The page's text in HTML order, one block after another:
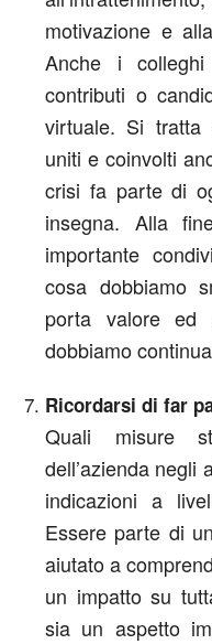
motivazione e
Anche i
contributi o
virtuale. Si tratta
uniti e coinvolti
crisi fa parte di
insegna. Alla
importante
cosa dobbiamo
porta valore ed
dobbiamo
Ricordarsi di far
Quali misure
dell’azienda negli
indicazioni a
Essere parte di
aiutato a
un impatto su
sia un aspetto